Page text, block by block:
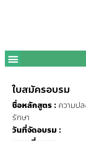
ใบสมัครอบรม
ชื่อหลักสูตร : ความป
รักษา
วันที่จัดอบรม :